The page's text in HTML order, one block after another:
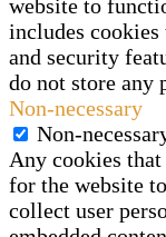
website to
includes
and security
do not store any
Non-necessary
Non-
Any cookies
for the website
collect user